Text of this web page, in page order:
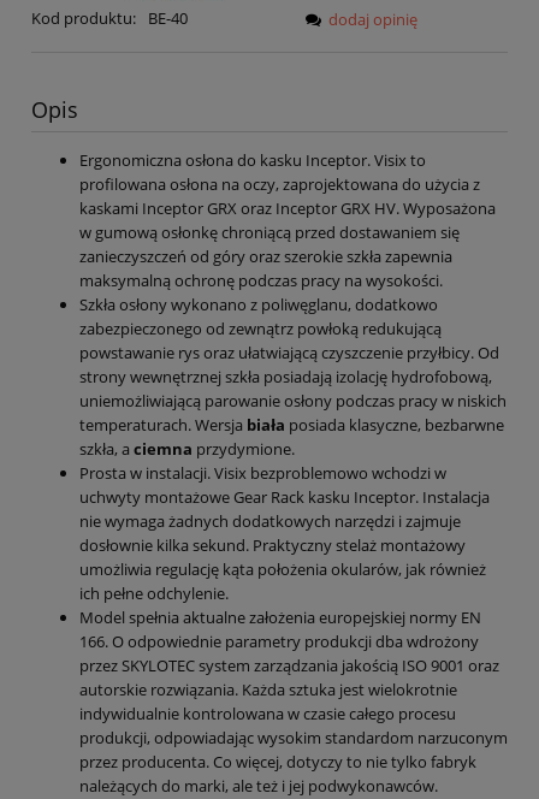
Kod produktu:
BE-40
dodaj opinię
Opis
Ergonomiczna osłona do kasku Inceptor. Visix to
profilowana osłona na oczy, zaprojektowana do użycia z
kaskami Inceptor GRX oraz Inceptor GRX HV. Wyposażona
w gumową osłonkę chroniącą przed dostawaniem się
zanieczyszczeń od góry oraz szerokie szkła zapewnia
maksymalną ochronę podczas pracy na wysokości.
Szkła osłony wykonano z poliwęglanu, dodatkowo
zabezpieczonego od zewnątrz powłoką redukującą
powstawanie rys oraz ułatwiającą czyszczenie przyłbicy. Od
strony wewnętrznej szkła posiadają izolację hydrofobową,
uniemożliwiającą parowanie osłony podczas pracy w niskich
temperaturach. Wersja biała posiada klasyczne, bezbarwne
szkła, a ciemna przydymione.
Prosta w instalacji. Visix bezproblemowo wchodzi w
uchwyty montażowe Gear Rack kasku Inceptor. Instalacja
nie wymaga żadnych dodatkowych narzędzi i zajmuje
dosłownie kilka sekund. Praktyczny stelaż montażowy
umożliwia regulację kąta położenia okularów, jak również
ich pełne odchylenie.
Model spełnia aktualne założenia europejskiej normy EN
166. O odpowiednie parametry produkcji dba wdrożony
przez SKYLOTEC system zarządzania jakością ISO 9001 oraz
autorskie rozwiązania. Każda sztuka jest wielokrotnie
indywidualnie kontrolowana w czasie całego procesu
produkcji, odpowiadając wysokim standardom narzuconym
przez producenta. Co więcej, dotyczy to nie tylko fabryk
należących do marki, ale też i jej podwykonawców.